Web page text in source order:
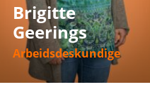
Brigitte
Geerings
Arbeidsdeskundige